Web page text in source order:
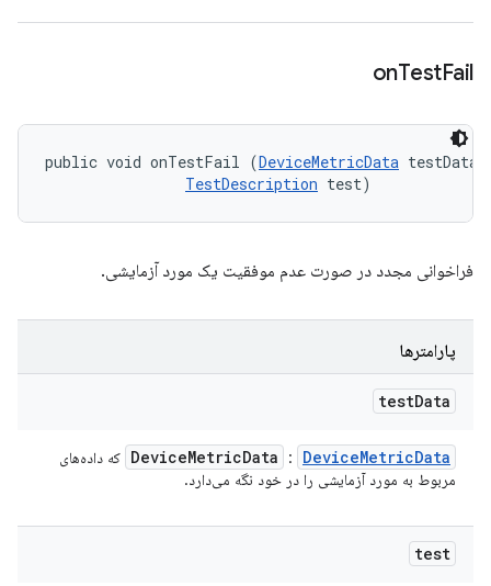
onTestFail
public void onTestFail (DeviceMetricData
TestDescription test)
فراخوانی مجدد در صورت عدم موفقیت یک مورد آزمایشی.
پارامترها
testData
DeviceMetricData : DeviceMetricData
که داده‌های
مربوط به مورد آزمایشی را در خود نگه می‌دارد.
test